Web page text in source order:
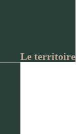
Le territoire